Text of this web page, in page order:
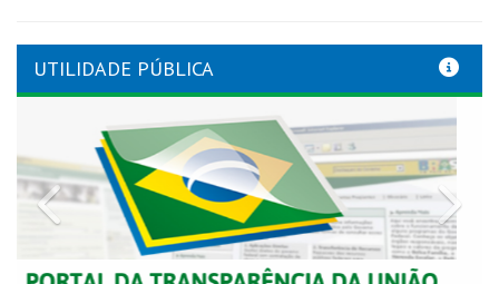
UTILIDADE PÚBLICA
Previous